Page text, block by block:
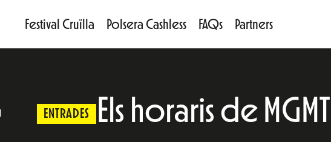
Festival Cruïlla Polsera Cashless FAQs Partners
ENTRADES Els horaris de